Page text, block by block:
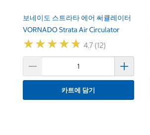
보네이도 스트라타 에어 써큘레이터
VORNADO Strata Air Circulator
★★★★★
★★★★★ 4.7 (12)
카트에 담기